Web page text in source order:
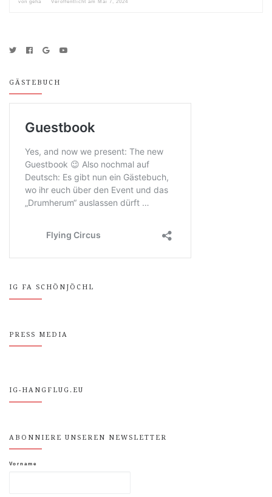
von geha Veröffentlicht am Mai 7, 2024
GÄSTEBUCH
IG FA SCHÖNJÖCHL
PRESS MEDIA
IG-HANGFLUG.EU
ABONNIERE UNSEREN NEWSLETTER
Vorname